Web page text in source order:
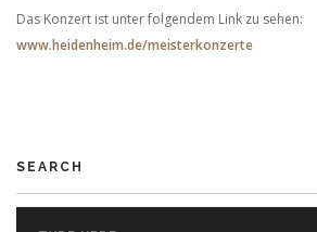
Das Konzert ist unter folgendem Link zu sehen:
www.heidenheim.de/meisterkonzerte
SEARCH